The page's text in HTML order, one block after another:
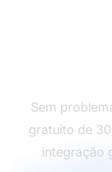
Sem
gratuito de
integração